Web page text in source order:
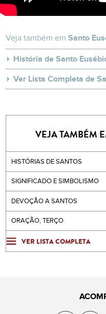
Veja também emSanto
História de Santo
Ver Lista Completa de
VEJA TAMBÉM
HISTÓRIAS DE SANTOS
SIGNIFICADO E SIMBOLISMO
DEVOÇÃO A SANTOS
ORAÇÃO, TERÇO
VER LISTA COMPLETA